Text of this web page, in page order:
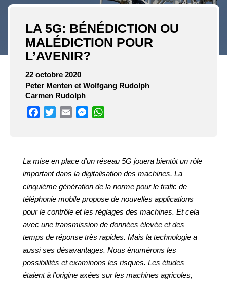
LA 5G: BÉNÉDICTION OU
MALÉDICTION POUR
L’AVENIR?
22 octobre 2020
Peter Menten et Wolfgang Rudolph
Carmen Rudolph
Facebook
TwitterEmail Messenger
La mise en place d’un réseau 5G jouera bientôt un rôle
important dans la digitalisation des machines. La
cinquième génération de la norme pour le trafic de
téléphonie mobile propose de nouvelles applications
pour le contrôle et les réglages des machines. Et cela
avec une transmission de données élevée et des
temps de réponse très rapides. Mais la technologie a
aussi ses désavantages. Nous énumérons les
possibilités et examinons les risques. Les études
étaient à l’origine axées sur les machines agricoles,